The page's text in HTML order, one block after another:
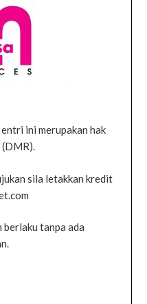
ini merupakan hak
sila letakkan kredit
berlaku tanpa ada